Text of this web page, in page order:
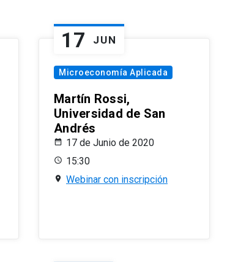
17 JUN
Microeconomía Aplicada
Martín Rossi,
Universidad de San
Andrés
17 de Junio de 2020
15:30
Webinar con inscripción